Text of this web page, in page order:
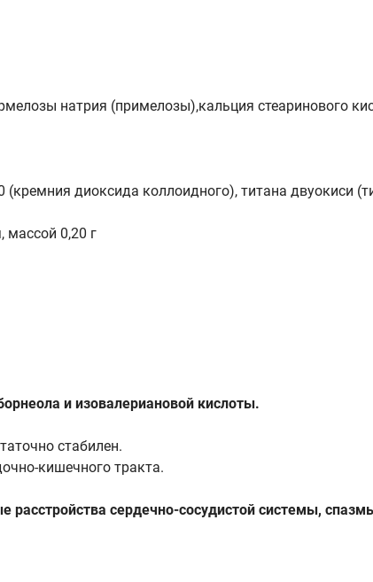
натрия (примелозы),кальция стеаринового
диоксида коллоидного), титана двуокиси
массой 0,20 г
и изовалериановой кислоты.
стабилен.
кишечного тракта.
сердечно-сосудистой системы,